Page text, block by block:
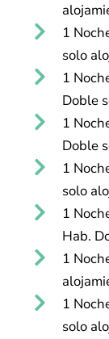
1
solo
1
Doble
1
Doble
1
solo
1
Hab.
1
1
solo